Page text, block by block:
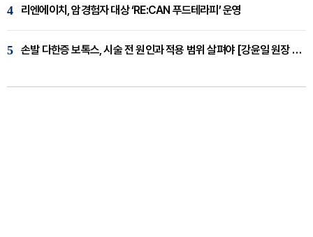
4 리엔에이치, 암경험자 대상 ‘RE:CAN 푸드테라피’ 운영
5 손발 다한증 보톡스, 시술 전 원인과 적용 범위 살펴야 [강윤일 원장 칼럼]